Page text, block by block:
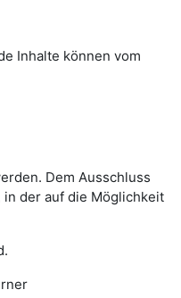
Inhalte können vom
Dem Ausschluss
der auf die Möglichkeit